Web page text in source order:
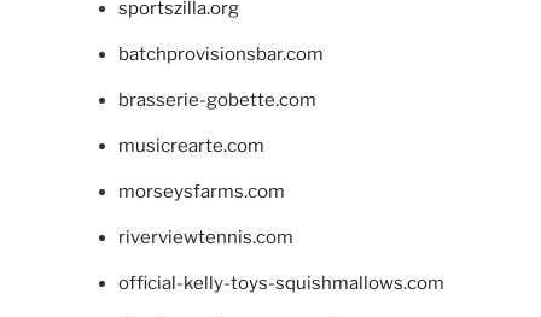
sportszilla.org
batchprovisionsbar.com
brasserie-gobette.com
musicrearte.com
morseysfarms.com
riverviewtennis.com
official-kelly-toys-squishmallows.com